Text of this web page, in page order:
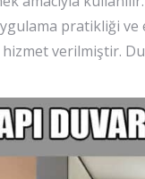
pratikliği
verilmiştir.